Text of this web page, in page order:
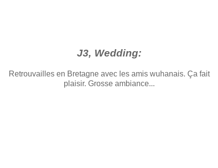
J3, Wedding:
Retrouvailles en Bretagne avec les amis wuhanais. Ça fait
plaisir. Grosse ambiance...